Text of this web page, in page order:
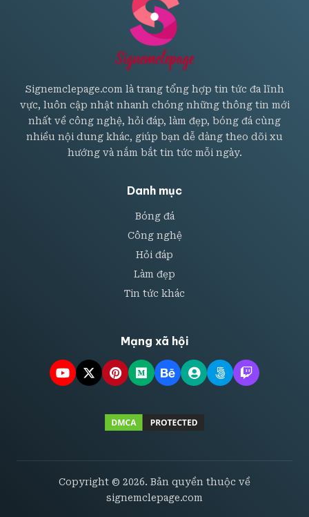
Signemclepage.com là trang tổng hợp tin tức đa lĩnh
vực, luôn cập nhật nhanh chóng những thông tin mới
nhất về công nghệ, hỏi đáp, làm đẹp, bóng đá cùng
nhiều nội dung khác, giúp bạn dễ dàng theo dõi xu
hướng và nắm bắt tin tức mỗi ngày.
Danh mục
Bóng đá
Công nghệ
Hỏi đáp
Làm đẹp
Tin tức khác
Mạng xã hội
Copyright © 2026. Bản quyền thuộc về
signemclepage.com